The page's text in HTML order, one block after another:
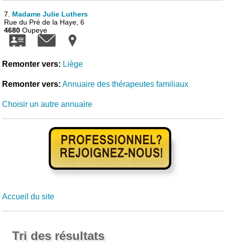
7. Madame Julie Luthers
Rue du Pré de la Haye, 6
4680 Oupeye
Remonter vers: Liège
Remonter vers: Annuaire des thérapeutes familiaux
Choisir un autre annuaire
Accueil du site
Tri des résultats